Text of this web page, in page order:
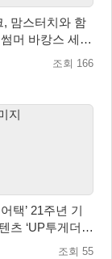
, 맘스터치와 함
머 바캉스 세
조회 166
택’ 21주년 기
츠 ‘UP투게더’
조회 55